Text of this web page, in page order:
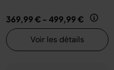
369,99 €- 499,99 €
Voir les détails